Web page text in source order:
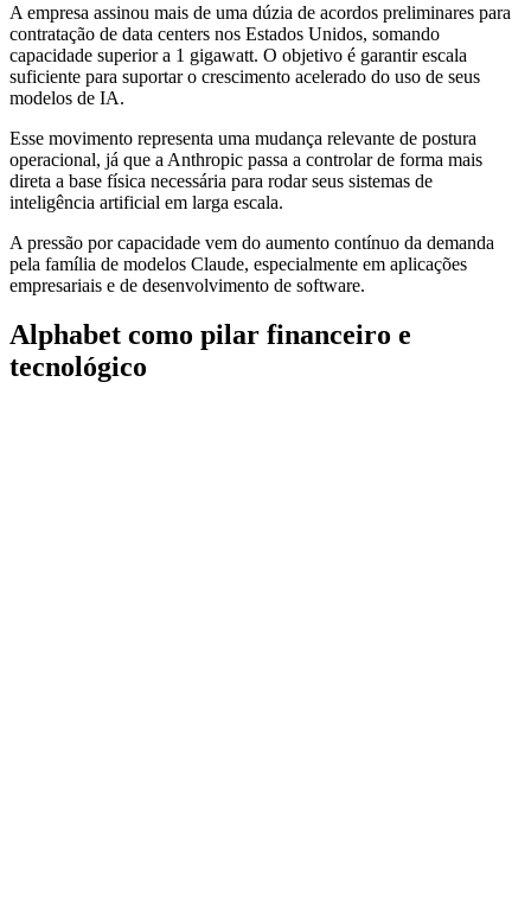
A empresa assinou mais de uma dúzia de acordos preliminares para
contratação de data centers nos Estados Unidos, somando
capacidade superior a 1 gigawatt. O objetivo é garantir escala
suficiente para suportar o crescimento acelerado do uso de seus
modelos de IA.
Esse movimento representa uma mudança relevante de postura
operacional, já que a Anthropic passa a controlar de forma mais
direta a base física necessária para rodar seus sistemas de
inteligência artificial em larga escala.
A pressão por capacidade vem do aumento contínuo da demanda
pela família de modelos Claude, especialmente em aplicações
empresariais e de desenvolvimento de software.
Alphabet como pilar financeiro e
tecnológico